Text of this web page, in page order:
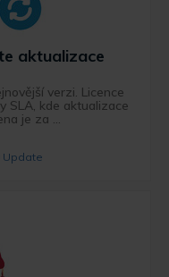
aktualizace
verzi. Licence
SLA, kde aktualizace
je za ...
Update